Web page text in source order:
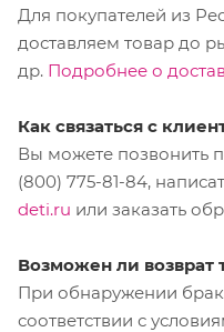
Для покупателей из
доставляем товар до
др. Подробнее о
Как связаться с
Вы можете позвонить
(800) 775-81-84,
deti.ru или заказать
Возможен ли возврат
При обнаружении
соответствии с